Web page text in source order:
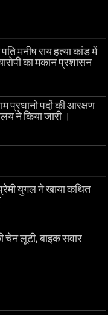
मनीष राय हत्या कांड में
का मकान प्रशासन
पदों की आरक्षण
ने किया जारी ।
प्रेमी युगल ने खाया कथित
चेन लूटी, बाइक सवार